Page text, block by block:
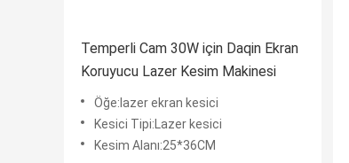
Temperli Cam 30W için Daqin Ekran
Koruyucu Lazer Kesim Makinesi
Öğe:lazer ekran kesici
Kesici Tipi:Lazer kesici
Kesim Alanı:25*36CM